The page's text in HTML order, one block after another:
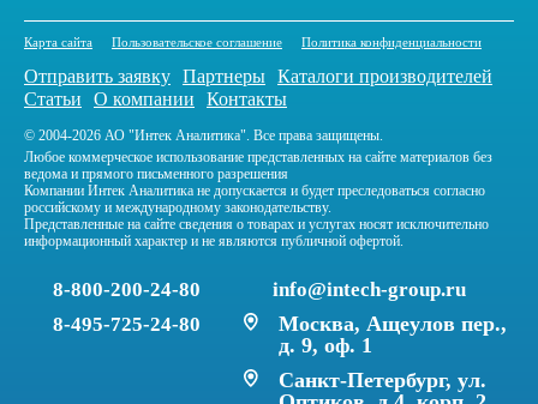
Карта сайта Пользовательское соглашение Политика конфиденциальности
Отправить заявку Партнеры Каталоги производителей
Статьи
О компании Контакты
© 2004-2026 АО "Интек Аналитика". Все права защищены.
Любое коммерческое использование представленных на сайте материалов без
ведома и прямого письменного разрешения
Компании Интек Аналитика не допускается и будет преследоваться согласно
российскому и международному законодательству.
Представленные на сайте сведения о товарах и услугах носят исключительно
информационный характер и не являются публичной офертой.
8-800-200-24-80
8-495-725-24-80
info@intech-group.ru
Москва, Ащеулов пер.,
д. 9, оф. 1
Санкт-Петербург, ул.